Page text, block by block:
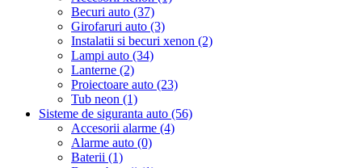
Becuri auto (37)
Girofaruri auto (3)
Instalatii si becuri xenon (2)
Lampi auto (34)
Lanterne (2)
Proiectoare auto (23)
Tub neon (1)
Sisteme de siguranta auto (56)
Accesorii alarme (4)
Alarme auto (0)
Baterii (1)